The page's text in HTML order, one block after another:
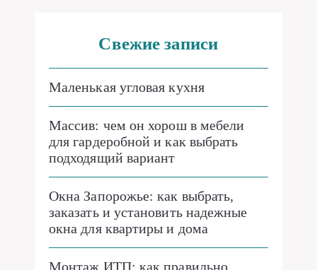
Свежие записи
Маленькая угловая кухня
Массив: чем он хорош в мебели
для гардеробной и как выбрать
подходящий вариант
Окна Запорожье: как выбрать,
заказать и установить надежные
окна для квартиры и дома
Монтаж ИТП: как правильно